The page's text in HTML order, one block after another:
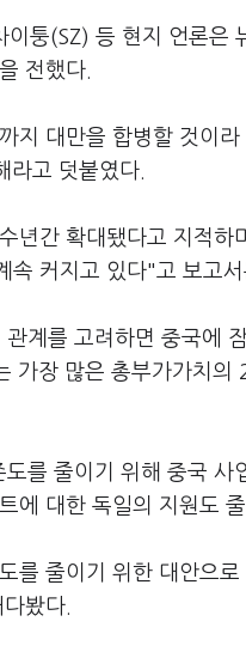
퉁(SZ) 등 현지 언론은
전했다.
지 대만을 합병할 것이
라고 덧붙였다.
년간 확대됐다고 지적
속 커지고 있다"고 보고서
계를 고려하면 중국에
가장 많은 총부가가치
를 줄이기 위해 중국
에 대한 독일의 지원도
를 줄이기 위한 대안으
봤다.